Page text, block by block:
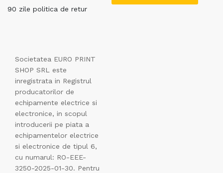
90 zile politica de retur
Societatea EURO PRINT
SHOP SRL este
inregistrata in Registrul
producatorilor de
echipamente electrice si
electronice, in scopul
introducerii pe piata a
echipamentelor electrice
si electronice de tipul 6,
cu numarul: RO-EEE-
3250-2025-01-30. Pentru